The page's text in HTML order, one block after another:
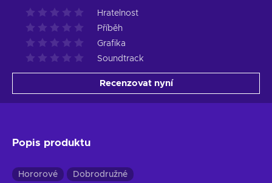
Hratelnost
Příběh
Grafika
Soundtrack
Recenzovat nyní
Popis produktu
Hororové Dobrodružné